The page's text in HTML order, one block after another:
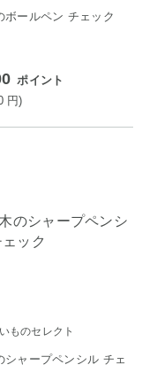
ボールペン チェック
ポイント
円)
ものセレクト
シャープペンシル チェ